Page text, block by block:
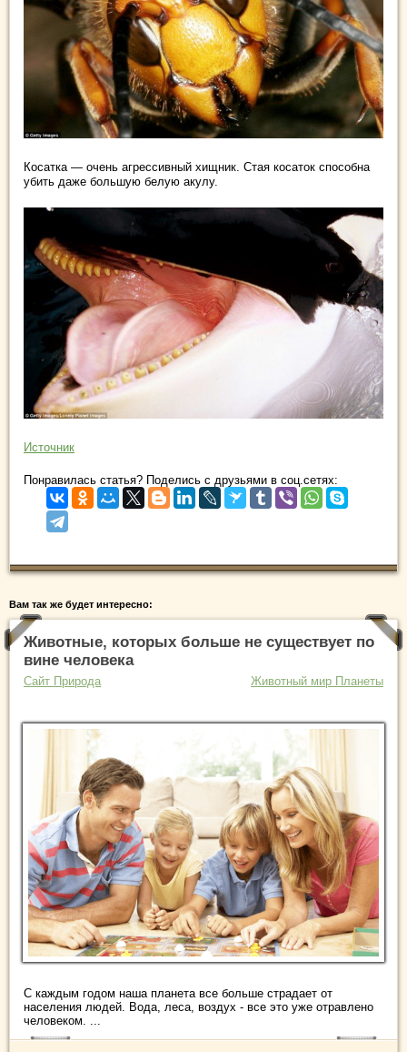
Косатка — очень агрессивный хищник. Стая косаток способна
убить даже большую белую акулу.
Источник
Понравилась статья? Поделись с друзьями в соц.сетях:
Вам так же будет интересно:
Животные, которых больше не существует по
вине человека
Сайт Природа Животный мир Планеты
С каждым годом наша планета все больше страдает от
населения людей. Вода, леса, воздух - все это уже отравлено
человеком. ...